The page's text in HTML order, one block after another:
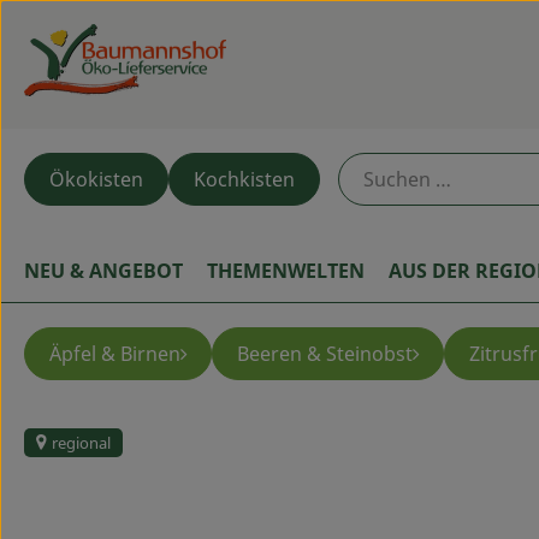
Ökokisten Kochkisten
NEU & ANGEBOT THEMENWELTEN AUS DER
Äpfel & Birnen Beeren & Steinobst
regional